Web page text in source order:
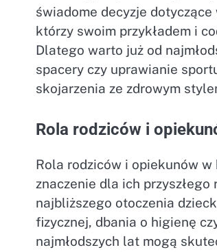
świadome decyzje
którzy swoim przykładem i
Dlatego warto już od
spacery czy uprawianie
skojarzenia ze zdrowym
Rola rodziców i
Rola rodziców i opiekunów
znaczenie dla ich
najbliższego otoczenia
fizycznej, dbania o higienę
najmłodszych lat mogą